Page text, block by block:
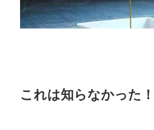
これは知らなかった！